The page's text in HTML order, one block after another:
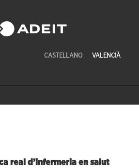
CASTELLANO VALENCIÀ
real d’infermeria en salut